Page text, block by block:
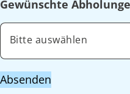
Gewünschte
Bitte auswählen
Absenden